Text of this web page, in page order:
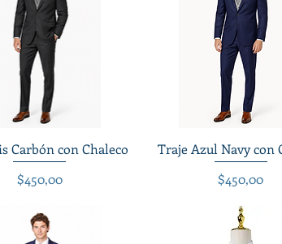
Vista rápida
Carbón con Chaleco
Precio
$450,00
Vista rápida
Traje Azul Navy con
Precio
$450,00